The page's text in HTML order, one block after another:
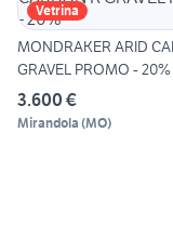
Vetrina
MONDRAKER ARID
GRAVEL PROMO - 20%
3.600 €
Mirandola (MO)